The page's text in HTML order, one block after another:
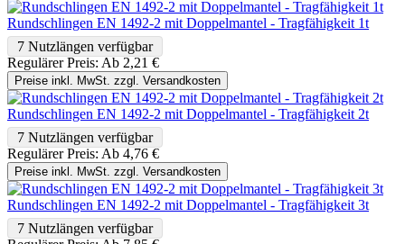
Rundschlingen EN 1492-2 mit Doppelmantel - Tragfähigkeit 1t
7 Nutzlängen verfügbar
Regulärer Preis: Ab 2,21 €
Preise inkl. MwSt. zzgl. Versandkosten
Rundschlingen EN 1492-2 mit Doppelmantel - Tragfähigkeit 2t
7 Nutzlängen verfügbar
Regulärer Preis: Ab 4,76 €
Preise inkl. MwSt. zzgl. Versandkosten
Rundschlingen EN 1492-2 mit Doppelmantel - Tragfähigkeit 3t
7 Nutzlängen verfügbar